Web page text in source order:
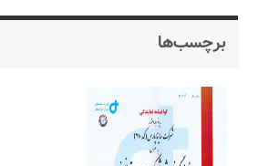
برچسب‌ها